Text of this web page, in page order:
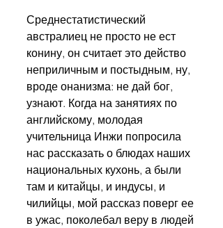
Среднестатистический
австралиец не просто не ест
конину, он считает это действо
неприличным и постыдным, ну,
вроде онанизма: не дай бог,
узнают. Когда на занятиях по
английскому, молодая
учительница Инжи попросила
нас рассказать о блюдах наших
национальных кухонь, а были
там и китайцы, и индусы, и
чилийцы, мой рассказ поверг ее
в ужас, поколебал веру в людей